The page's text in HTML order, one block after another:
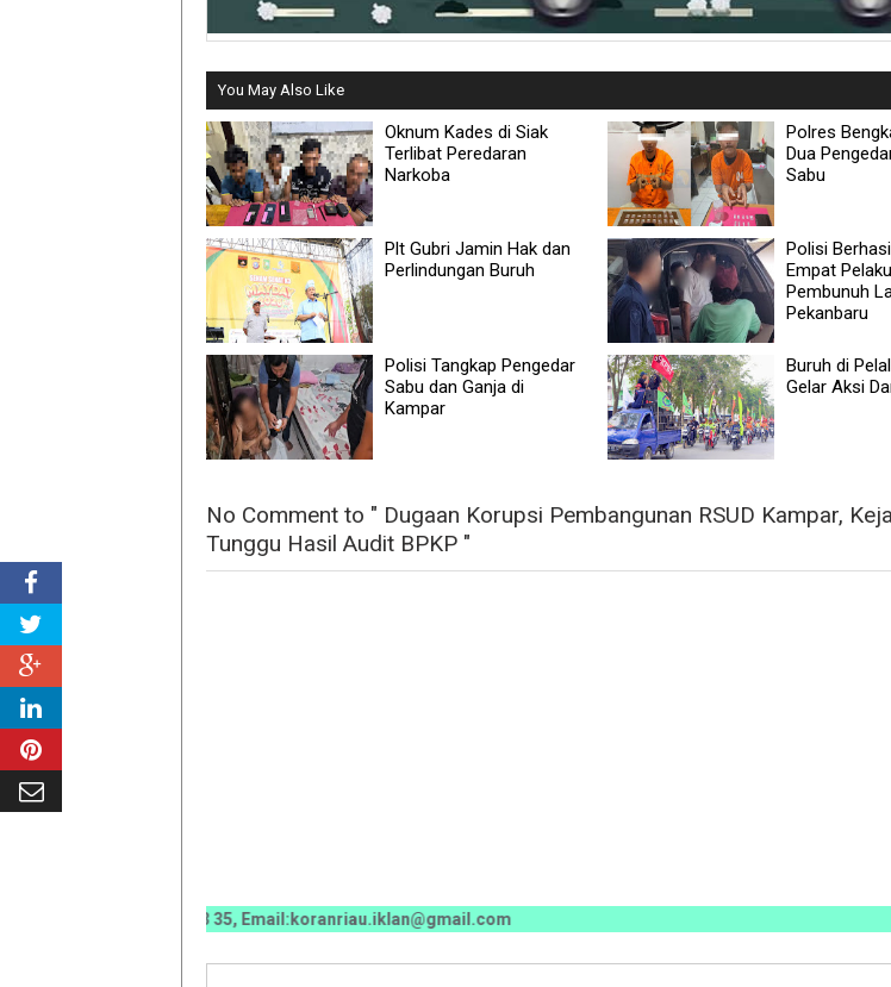
You May Also Like
Oknum Kades di Siak
Terlibat Peredaran
Narkoba
Polres
Dua
Sabu
Plt Gubri Jamin Hak dan
Perlindungan Buruh
Polisi
Empat Pelaku
Pembunuh
Pekanbaru
Polisi Tangkap Pengedar
Sabu dan Ganja di
Kampar
Buruh di
Gelar Aksi
No Comment to " Dugaan Korupsi Pembangunan RSUD Kampar,
Tunggu Hasil Audit BPKP "
0070 / 0811 7673 35, Email:koranriau.iklan@gmail.com